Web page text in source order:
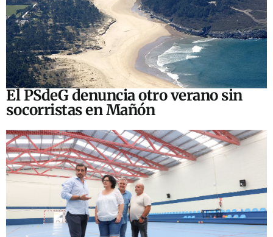
El PSdeG denuncia otro verano sin
socorristas en Mañón